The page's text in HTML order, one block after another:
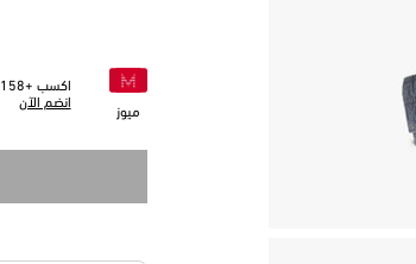
ميوز
اكسب +158
انضم الآن